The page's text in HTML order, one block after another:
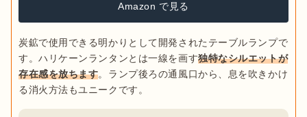
Amazon で見る
炭鉱で使用できる明かりとして開発されたテーブルランプで
す。ハリケーンランタンとは一線を画す独特なシルエットが
存在感を放ちます。ランプ後ろの通風口から、息を吹きかけ